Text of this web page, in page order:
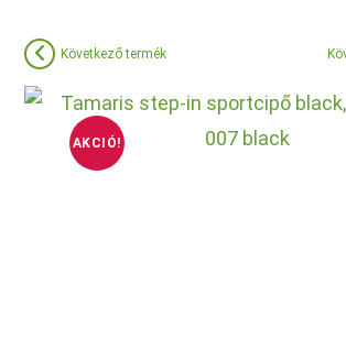
AKCIÓ!
Következő termék